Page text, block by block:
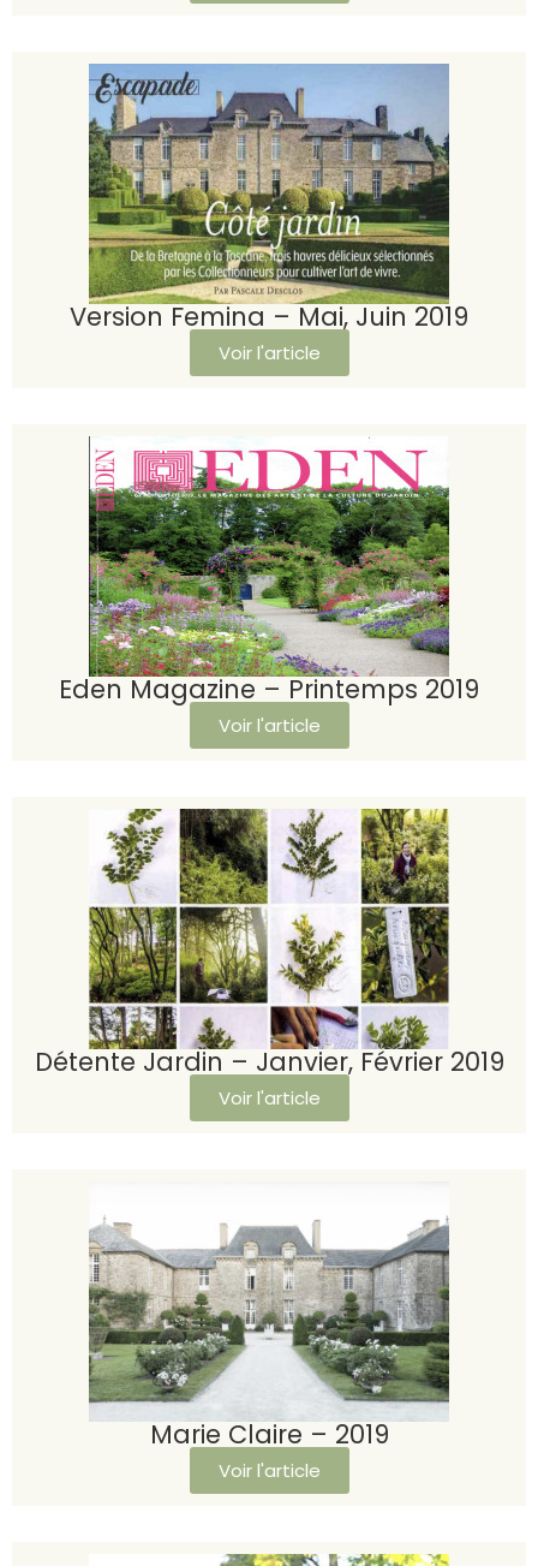
Version Femina – Mai, Juin 2019
Voir l'article
Eden Magazine – Printemps 2019
Voir l'article
Détente Jardin – Janvier, Février 2019
Voir l'article
Marie Claire – 2019
Voir l'article